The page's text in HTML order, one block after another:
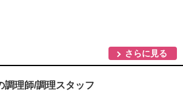
さらに見る
調理師/調理スタッフ